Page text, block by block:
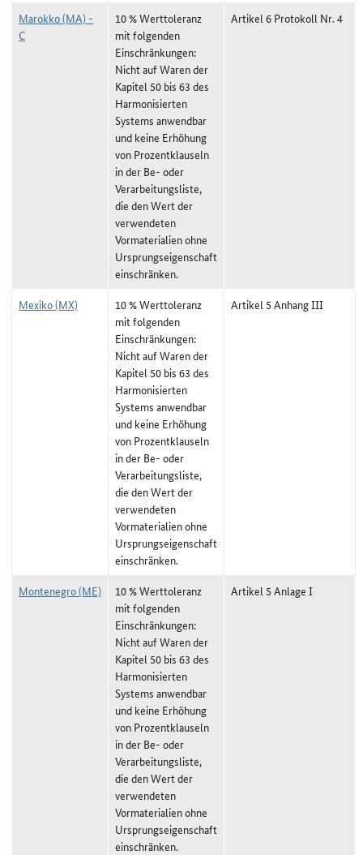
Marokko (MA) -
C
10 % Werttoleranz
mit folgenden
Einschränkungen:
Nicht auf Waren der
Kapitel 50 bis 63 des
Harmonisierten
Systems anwendbar
und keine Erhöhung
von Prozentklauseln
in der Be- oder
Verarbeitungsliste,
die den Wert der
verwendeten
Vormaterialien ohne
Ursprungseigenschaft
einschränken.
Artikel 6 Protokoll Nr. 4
Mexiko (MX)
10 % Werttoleranz
mit folgenden
Einschränkungen:
Nicht auf Waren der
Kapitel 50 bis 63 des
Harmonisierten
Systems anwendbar
und keine Erhöhung
von Prozentklauseln
in der Be- oder
Verarbeitungsliste,
die den Wert der
verwendeten
Vormaterialien ohne
Ursprungseigenschaft
einschränken.
Artikel 5 Anhang III
Montenegro (ME)
10 % Werttoleranz
mit folgenden
Einschränkungen:
Nicht auf Waren der
Kapitel 50 bis 63 des
Harmonisierten
Systems anwendbar
und keine Erhöhung
von Prozentklauseln
in der Be- oder
Verarbeitungsliste,
die den Wert der
verwendeten
Vormaterialien ohne
Ursprungseigenschaft
einschränken.
Artikel 5 Anlage I